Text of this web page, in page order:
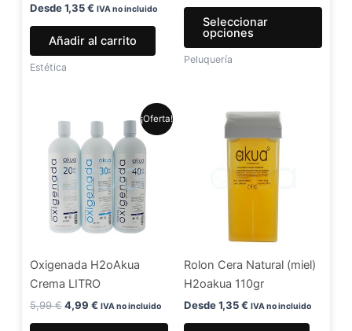
Desde1,35€ IVA no incluido
Añadir al carrito
Estética
Seleccionar
opciones
en
Peluquería
¡Oferta!
Oxigenada H2oAkua
Crema LITRO
5,99€
original
era:
5,99 €.
4,99 €
precio
actual
4,99 €.
IVA no incluido
Este
producto
pueden
elegir
la
Rolon Cera Natural (miel)
H2oakua 110gr
Desde1,35€ IVA no incluido